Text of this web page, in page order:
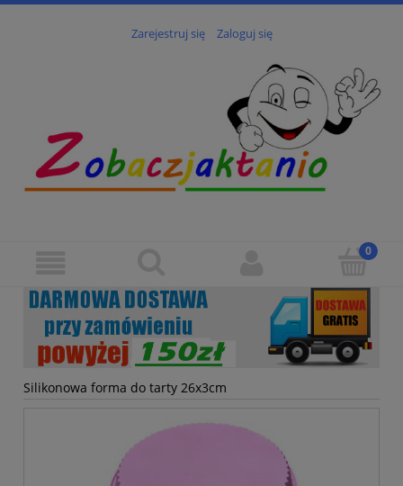
Zarejestruj się Zaloguj się
Silikonowa forma do tarty 26x3cm